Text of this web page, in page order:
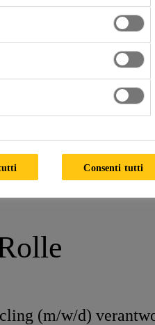
(m/w/d)
(m/w/d)
Consenti tutti